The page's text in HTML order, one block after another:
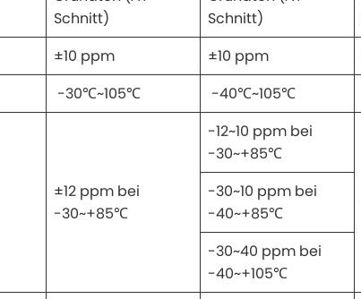
Schnitt)
Schnitt)
±10 ppm ±10 ppm
-30℃~105℃ -40℃~105℃
±12 ppm bei
-30~+85℃
-12~10 ppm bei
-30~+85℃
-30~10 ppm bei
-40~+85℃
-30~40 ppm bei
-40~+105℃